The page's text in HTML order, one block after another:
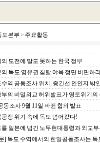
도본부 > 주요활동
도전에 말도 못하는 한국 정부
독도 영유권 침탈 야욕 정면 비판하
역 공동조사 위치, 중간선 안인지 밖
의 비밀외교 허위발표가 영토위기의
동조사 9월 11일 바뀐 합의 발표
정 위기 속에 독도 넘어갔다!
일본에 넘긴 노무현대통령과 외교
] 독도 수역에서의 한일공동조사는 독